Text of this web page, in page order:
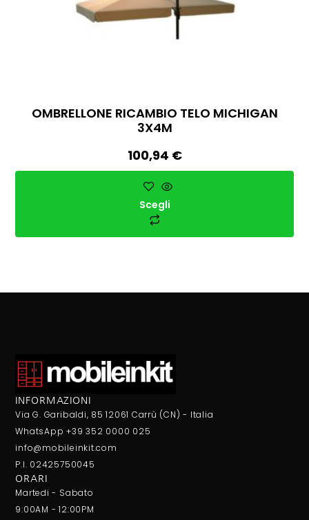
OMBRELLONE RICAMBIO TELO MICHIGAN
3X4M
100,94 €
Scegli
INFORMAZIONI
Via G. Garibaldi, 85 12061 Carrù (CN) - Italia
WhatsApp +39 352 0000 025
info@mobileinkit.com
P.I. 02425750045
ORARI
Martedi - Sabato
9:00AM - 12:00PM